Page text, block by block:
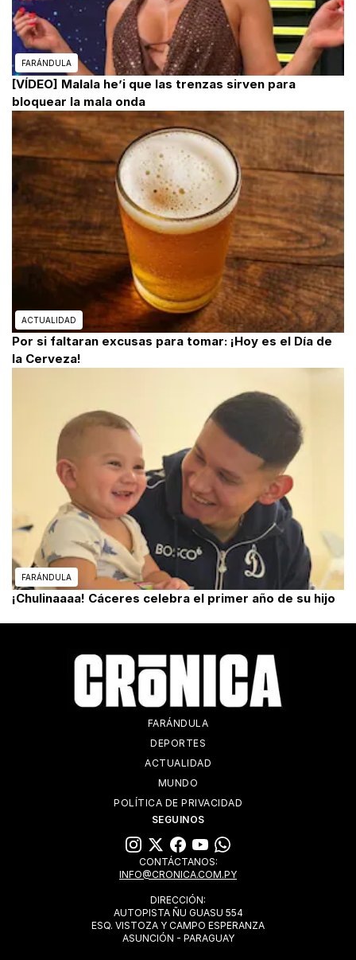
FARÁNDULA
[VÍDEO] Malala he’i que las trenzas sirven para
bloquear la mala onda
ACTUALIDAD
Por si faltaran excusas para tomar: ¡Hoy es el Día de
la Cerveza!
FARÁNDULA
¡Chulinaaaa! Cáceres celebra el primer año de su hijo
FARÁNDULA
DEPORTES
ACTUALIDAD
MUNDO
POLÍTICA DE PRIVACIDAD
SEGUINOS
CONTÁCTANOS:
INFO@CRONICA.COM.PY
DIRECCIÓN:
AUTOPISTA ÑU GUASU 554
ESQ. VISTOZA Y CAMPO ESPERANZA
ASUNCIÓN - PARAGUAY